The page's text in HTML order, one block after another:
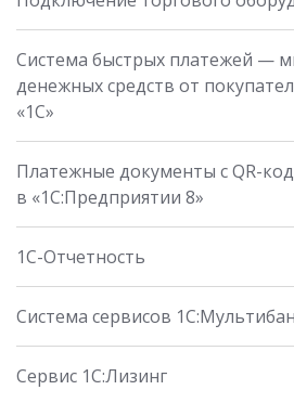
Система быстрых платежей —
денежных средств от
«1С»
Платежные документы с QR-
в «1С:Предприятии 8»
1C-Отчетность
Система сервисов
Сервис 1С:Лизинг